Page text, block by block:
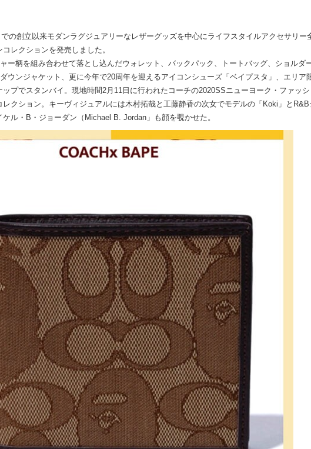
の創立以来モダンラグジュアリーなレザーグッズを中心にライフスタイルアクセサリ
レクションを発売しました。
ー柄を組み合わせて落とし込んだウォレット、バックパック、トートバッグ、ショルダ
ウンジャケット、更に今年で20周年を迎えるアイコンシューズ「ベイプスタ」、エリア
プでスタンバイ。現地時間2月11日に行われたコーチの2020SSニューヨーク・ファッ
クション。キーヴィジュアルには木村拓哉と工藤静香の次女でモデルの「Koki」と
ル・B・ジョーダン（Michael B. Jordan」も顔を覗かせた。